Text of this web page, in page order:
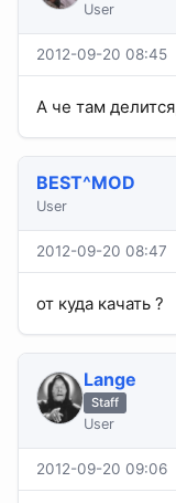
User
2012-09-20 08:45
А че там
BEST^MOD
User
2012-09-20 08:47
от куда качать ?
Lange
Staff
User
2012-09-20 09:06